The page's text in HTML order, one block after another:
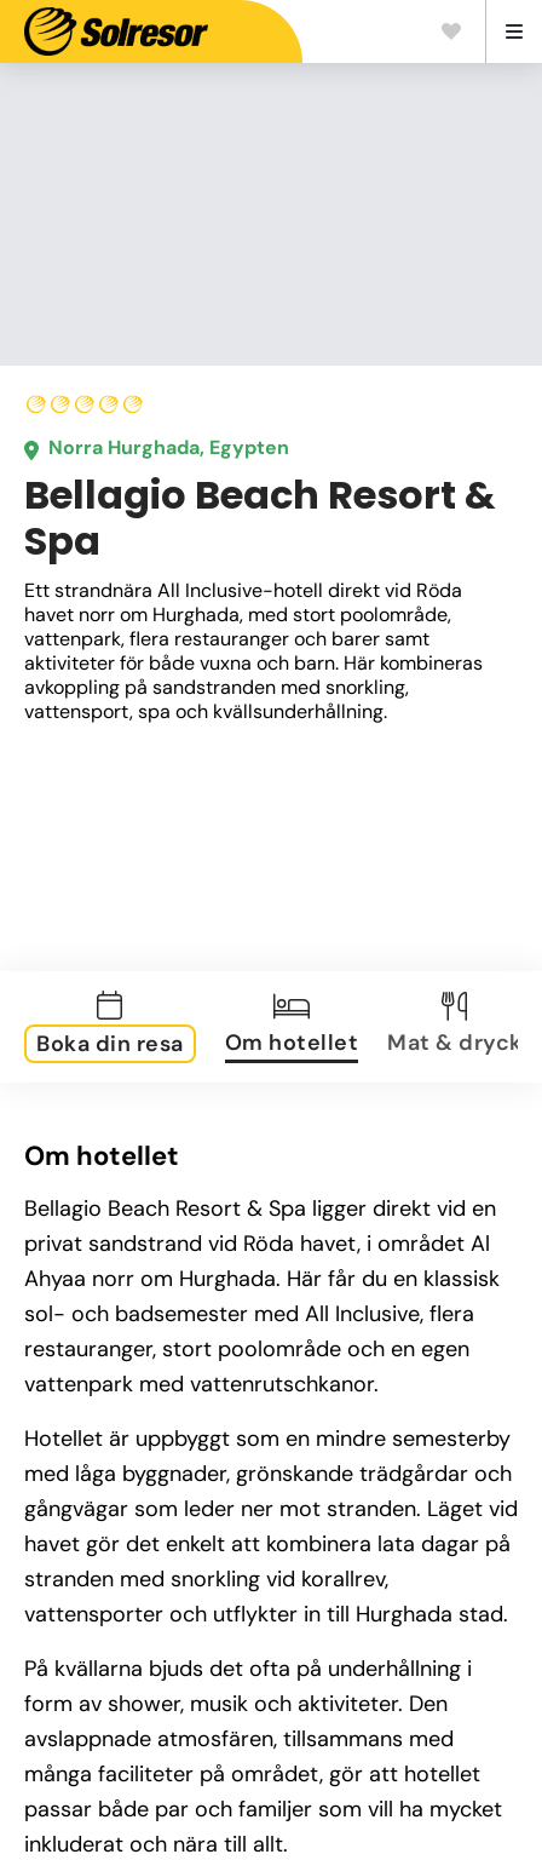
Norra Hurghada, Egypten
Bellagio Beach Resort &
Spa
Ett strandnära All Inclusive-hotell direkt vid Röda
havet norr om Hurghada, med stort poolområde,
vattenpark, flera restauranger och barer samt
aktiviteter för både vuxna och barn. Här kombineras
avkoppling på sandstranden med snorkling,
vattensport, spa och kvällsunderhållning.
Boka din resa Om hotellet Mat & dryck
Om hotellet
Bellagio Beach Resort & Spa ligger direkt vid en
privat sandstrand vid Röda havet, i området Al
Ahyaa norr om Hurghada. Här får du en klassisk
sol- och badsemester med All Inclusive, flera
restauranger, stort poolområde och en egen
vattenpark med vattenrutschkanor.
Hotellet är uppbyggt som en mindre semesterby
med låga byggnader, grönskande trädgårdar och
gångvägar som leder ner mot stranden. Läget vid
havet gör det enkelt att kombinera lata dagar på
stranden med snorkling vid korallrev,
vattensporter och utflykter in till Hurghada stad.
På kvällarna bjuds det ofta på underhållning i
form av shower, musik och aktiviteter. Den
avslappnade atmosfären, tillsammans med
många faciliteter på området, gör att hotellet
passar både par och familjer som vill ha mycket
inkluderat och nära till allt.